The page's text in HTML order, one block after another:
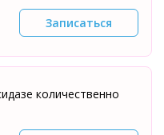
Записаться
количественно